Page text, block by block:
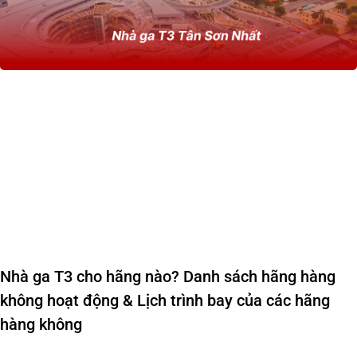
Nhà ga T3 cho hãng nào? Danh sách hãng hàng
không hoạt động & Lịch trình bay của các hãng
hàng không